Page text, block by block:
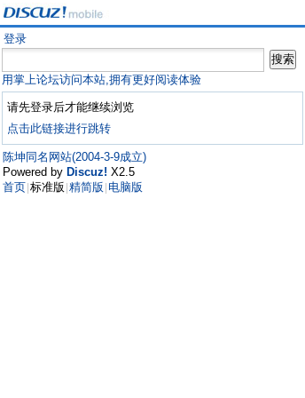
登录
用掌上论坛访问本站,拥有更好阅读体验
请先登录后才能继续浏览
点击此链接进行跳转
陈坤同名网站(2004-3-9成立)
Powered by Discuz! X2.5
首页 标准版 精简版 电脑版